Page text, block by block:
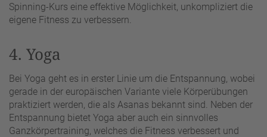
Spinning-Kurs eine effektive Möglichkeit, unkompliziert die
eigene Fitness zu verbessern.
4. Yoga
Bei Yoga geht es in erster Linie um die Entspannung, wobei
gerade in der europäischen Variante viele Körperübungen
praktiziert werden, die als Asanas bekannt sind. Neben der
Entspannung bietet Yoga aber auch ein sinnvolles
Ganzkörpertraining, welches die Fitness verbessert und